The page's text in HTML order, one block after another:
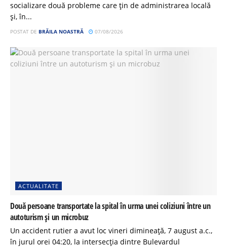
socializare două probleme care țin de administrarea locală
și, în...
POSTAT DE BRĂILA NOASTRĂ 07/08/2026
ACTUALITATE
Două persoane transportate la spital în urma unei coliziuni între un
autoturism și un microbuz
Un accident rutier a avut loc vineri dimineață, 7 august a.c.,
în jurul orei 04:20, la intersecția dintre Bulevardul